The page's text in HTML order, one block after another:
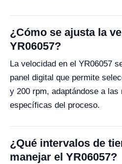
¿Cómo se ajusta la
YR06057?
La velocidad en el YR06057
panel digital que permite
y 200 rpm, adaptándose a las
específicas del proceso.
¿Qué intervalos de
manejar el YR06057?